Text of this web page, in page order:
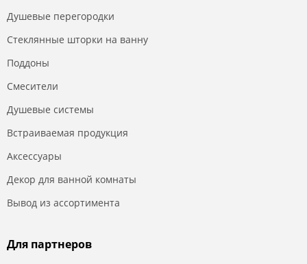
Душевые перегородки
Стеклянные шторки на ванну
Поддоны
Смесители
Душевые системы
Встраиваемая продукция
Аксессуары
Декор для ванной комнаты
Вывод из ассортимента
Для партнеров